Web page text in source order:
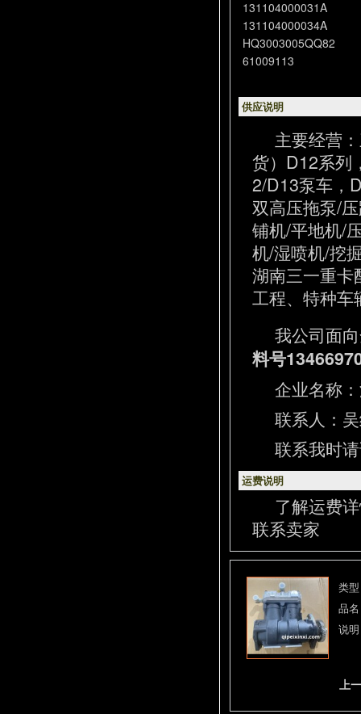
131104000031A
131104000034A
HQ3003005QQ82
61009113
供应说明
主要经营
货）D12系列
2/D13泵车，
双高压拖泵/
铺机/平地机/
机/湿喷机/挖
湖南三一重卡
工程、特种
我公司面
料号
企业名称
联系人：
联系我时
运费说明
了解运费
联系卖家
类
品
说
上